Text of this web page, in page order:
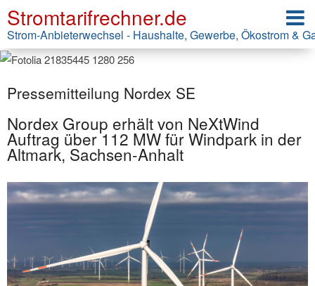
Stromtarifrechner.de
Strom-Anbieterwechsel - Haushalte, Gewerbe, Ökostrom &
Pressemitteilung Nordex SE
Nordex Group erhält von NeXtWind
Auftrag über 112 MW für Windpark in der
Altmark, Sachsen-Anhalt